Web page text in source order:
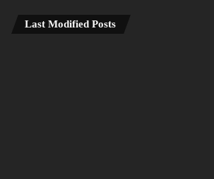
Last Modified Posts